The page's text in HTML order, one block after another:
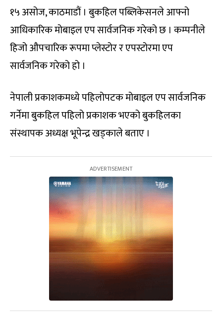
१५ असोज, काठमाडौं । बुकहिल पब्लिकेसनले आफ्नो
आधिकारिक मोबाइल एप सार्वजनिक गरेको छ । कम्पनीले
हिजो औपचारिक रूपमा प्लेस्टोर र एपस्टोरमा एप
सार्वजनिक गरेको हो ।
नेपाली प्रकाशकमध्ये पहिलोपटक मोबाइल एप सार्वजनिक
गर्नेमा बुकहिल पहिलो प्रकाशक भएको बुकहिलका
संस्थापक अध्यक्ष भूपेन्द्र खड्काले बताए ।